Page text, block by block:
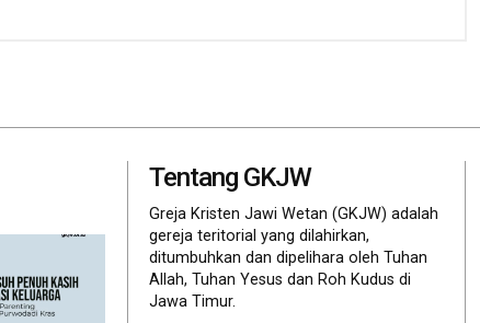
Tentang GKJW
Greja Kristen Jawi Wetan (GKJW) adalah
gereja teritorial yang dilahirkan,
ditumbuhkan dan dipelihara oleh Tuhan
Allah, Tuhan Yesus dan Roh Kudus di
Jawa Timur.